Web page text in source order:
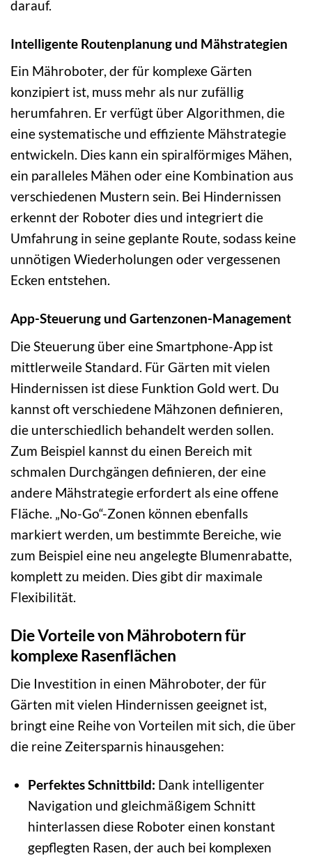
darauf.
Intelligente Routenplanung und Mähstrategien
Ein Mähroboter, der für komplexe Gärten
konzipiert ist, muss mehr als nur zufällig
herumfahren. Er verfügt über Algorithmen, die
eine systematische und effiziente Mähstrategie
entwickeln. Dies kann ein spiralförmiges Mähen,
ein paralleles Mähen oder eine Kombination aus
verschiedenen Mustern sein. Bei Hindernissen
erkennt der Roboter dies und integriert die
Umfahrung in seine geplante Route, sodass keine
unnötigen Wiederholungen oder vergessenen
Ecken entstehen.
App-Steuerung und Gartenzonen-Management
Die Steuerung über eine Smartphone-App ist
mittlerweile Standard. Für Gärten mit vielen
Hindernissen ist diese Funktion Gold wert. Du
kannst oft verschiedene Mähzonen definieren,
die unterschiedlich behandelt werden sollen.
Zum Beispiel kannst du einen Bereich mit
schmalen Durchgängen definieren, der eine
andere Mähstrategie erfordert als eine offene
Fläche. „No-Go“-Zonen können ebenfalls
markiert werden, um bestimmte Bereiche, wie
zum Beispiel eine neu angelegte Blumenrabatte,
komplett zu meiden. Dies gibt dir maximale
Flexibilität.
Die Vorteile von Mährobotern für
komplexe Rasenflächen
Die Investition in einen Mähroboter, der für
Gärten mit vielen Hindernissen geeignet ist,
bringt eine Reihe von Vorteilen mit sich, die über
die reine Zeitersparnis hinausgehen:
Perfektes Schnittbild: Dank intelligenter
Navigation und gleichmäßigem Schnitt
hinterlassen diese Roboter einen konstant
gepflegten Rasen, der auch bei komplexen